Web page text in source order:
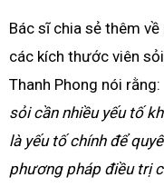
Bác sĩ chia sẻ thêm
các kích thước viên
Thanh Phong nói rằng:
sỏi cần nhiều yếu tố
là yếu tố chính để
phương pháp điều trị